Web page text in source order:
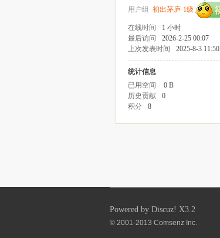
用户组 初出茅庐·1级
在线时间 1 小时
最后访问
2026-2-25 00:07
上次发表时间
2025-8-3 11:50
统计信息
已用空间
0 B
历史贡献
0
积分
8
Powered by Discuz! X3.2
© 2001-2013 Comsenz Inc.